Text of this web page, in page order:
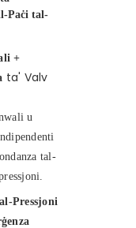
Paċi tal-
+
ta' Valv
u
tal-
Pressjoni